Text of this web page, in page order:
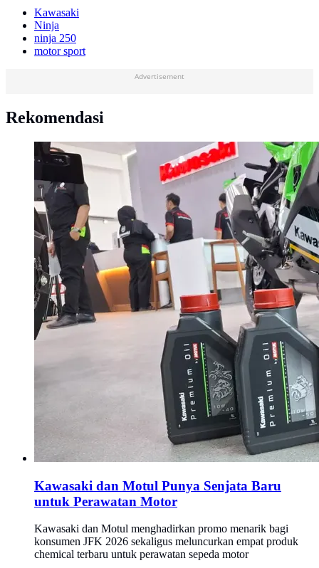
Kawasaki
Ninja
ninja 250
motor sport
Advertisement
Rekomendasi
Kawasaki dan Motul Punya Senjata Baru
untuk Perawatan Motor
Kawasaki dan Motul menghadirkan promo menarik bagi
konsumen JFK 2026 sekaligus meluncurkan empat produk
chemical terbaru untuk perawatan sepeda motor